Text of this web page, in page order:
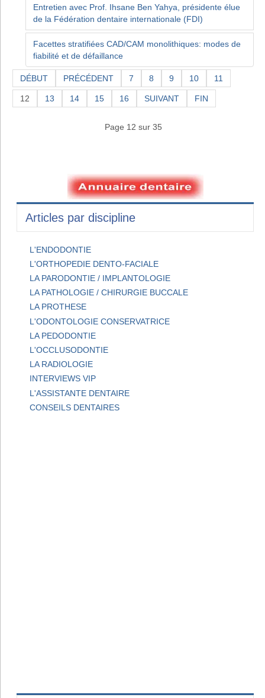
Entretien avec Prof. Ihsane Ben Yahya, présidente élue
de la Fédération dentaire internationale (FDI)
Facettes stratifiées CAD/CAM monolithiques: modes de
fiabilité et de défaillance
DÉBUT PRÉCÉDENT 7 8 9 10 11
12 13 14 15 16 SUIVANT FIN
Page 12 sur 35
Articles par discipline
L'ENDODONTIE
L'ORTHOPEDIE DENTO-FACIALE
LA PARODONTIE / IMPLANTOLOGIE
LA PATHOLOGIE / CHIRURGIE BUCCALE
LA PROTHESE
L'ODONTOLOGIE CONSERVATRICE
LA PEDODONTIE
L'OCCLUSODONTIE
LA RADIOLOGIE
INTERVIEWS VIP
L'ASSISTANTE DENTAIRE
CONSEILS DENTAIRES